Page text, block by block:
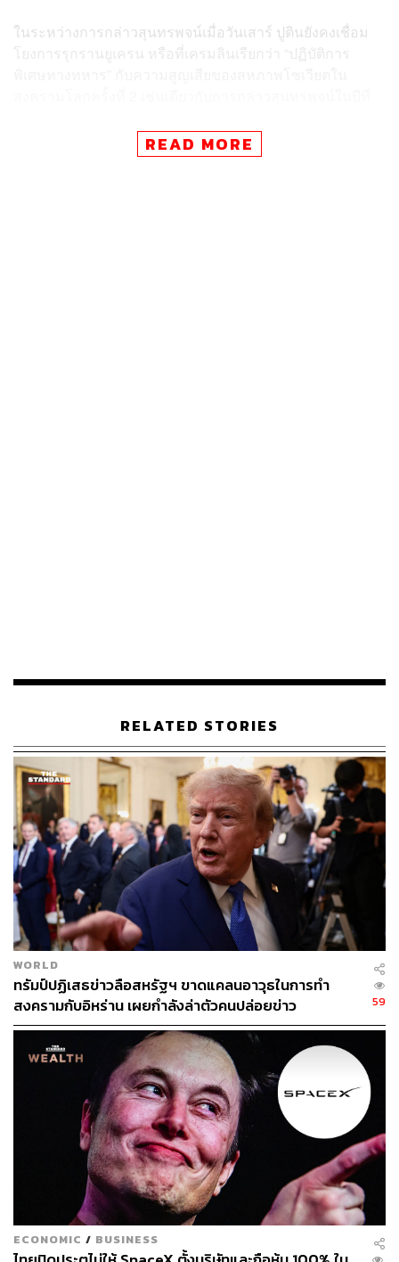
ในระหว่างการกล่าวสุนทรพจน์เมื่อวันเสาร์ ปูตินยังคงเชื่อม
โยงการรุกรานยูเครน หรือที่เครมลินเรียกว่า “ปฏิบัติการ
“วีรกรรมอันยิ่งใหญ่ของชนรุ่นผู้พิชิตเป็นแรงบันดาลใจให้
รมลินยังคงโจมตีกรุงเคียฟและเมืองอื่นๆ อยู่อย่างต่อเนื่องเช่น
อย่างไรก็ดี หลังจากทั้งสองฝ่ายต่างกล่าวหากันว่าละเมิดการ
หยุดยิงฝ่ายเดียวก่อนหน้านี้ ประธานาธิบดีโดนัลด์ ทรัมป์ ของ
สหรัฐฯ ประกาศเมื่อวันศุกร์ที่ผ่านมาว่า ทั้งสองฝ่ายตกลงหยุด
ยิงเป็นเวลา 3 วัน ตั้งแต่วันที่ 9-11 พฤษภาคม รวมถึงการแลก
เปลี่ยนเชลยศึกครั้งใหญ่ ซึ่งทั้งเครมลินและประธานาธิบดี
ลดีเมียร์ เซเลนสกี ของยูเครนต่างยืนยันข้อตกลงนี้ โดยเซเลน
สกีระบุด้วยว่าจะแลกเปลี่ยนเชลยเป็นไปในรูปแบบ “1,000 ต่อ
1,000 คน”
สำหรับพิธีสวนสนามในปีนี้ สื่อต่างประเทศส่วนใหญ่ต้อง
อาศัยภาพจากสื่อของรัฐรัสเซียในการรายงานข่าว เนื่องจาก
ผู้สื่อข่าวต่างชาติจำนวนมาก รวมถึง CNN ถูกสั่งระงับการ
เข้าทำข่าวในพื้นที่ โดยเครมลินให้เหตุผลเรื่องรูปแบบงานที่
กระชับขึ้น
รายงานข่าวระบุว่า พิธีที่ย่นย่อลงนี้จัดขึ้นท่ามกลางความ
กังวลที่เพิ่มขึ้นในรัสเซียเกี่ยวกับภาวะเศรษฐกิจที่ชะลอตัวและ
มาตรการจำกัดการใช้อินเทอร์เน็ตที่เข้มงวดขึ้น โดยเมื่อศุกร์
ที่ผ่านมา หนึ่งในบริษัทโทรคมนาคมรายใหญ่ที่สุดของรัสเซีย
แจ้งเตือนชาวมอสโกว่าอาจมีการจำกัดการใช้งาน
อินเทอร์เน็ตมือถือและการส่งข้อความในพื้นที่รอบนครหลวง
“เพื่อความปลอดภัยในช่วงงานเฉลิมฉลอง”
READ MORE
RELATED STORIES
WORLD
ทรัมป์ปฏิเสธข่าวลือสหรัฐฯ ขาดแคลนอาวุธในการทำ
สงครามกับอิหร่าน เผยกำลังล่าตัวคนปล่อยข่าว
59
ECONOMIC / BUSINESS